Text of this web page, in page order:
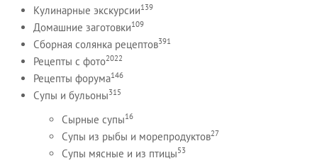
Кулинарные экскурсии139
Домашние заготовки109
Сборная солянка рецептов391
Рецепты c фото2022
Рецепты форума146
Супы и бульоны315
Сырные супы16
Супы из рыбы и морепродуктов27
Супы мясные и из птицы53